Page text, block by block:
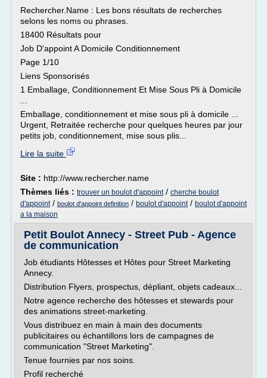
Rechercher.Name : Les bons résultats de recherches
selons les noms ou phrases.
18400 Résultats pour
Job D'appoint A Domicile Conditionnement
Page 1/10
Liens Sponsorisés
1 Emballage, Conditionnement Et Mise Sous Pli à Domicile
Emballage, conditionnement et mise sous pli à domicile ...
Urgent, Retraitée recherche pour quelques heures par jour
petits job, conditionnement, mise sous plis...
Lire la suite
Site : http://www.rechercher.name
Thèmes liés : trouver un boulot d'appoint/ cherche boulot
d'appoint/ boulot d'appoint definition / boulot d'appoint/ boulot d'appoint
a la maison
Petit Boulot Annecy - Street Pub - Agence
de communication
Job étudiants Hôtesses et Hôtes pour Street Marketing
Annecy.
Distribution Flyers, prospectus, dépliant, objets cadeaux...
Notre agence recherche des hôtesses et stewards pour
des animations street-marketing.
Vous distribuez en main à main des documents
publicitaires ou échantillons lors de campagnes de
communication "Street Marketing".
Tenue fournies par nos soins.
Profil recherché